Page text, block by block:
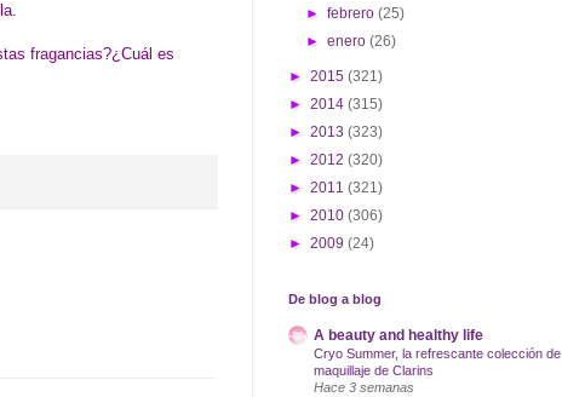
fragancias?¿Cuál es
►febrero(25)
►enero(26)
► 2015 (321)
► 2014 (315)
► 2013 (323)
► 2012 (320)
► 2011 (321)
► 2010 (306)
► 2009 (24)
De blog a blog
A beauty and healthy life
Cryo Summer, la refrescante colección de
maquillaje de Clarins
Hace 3 semanas